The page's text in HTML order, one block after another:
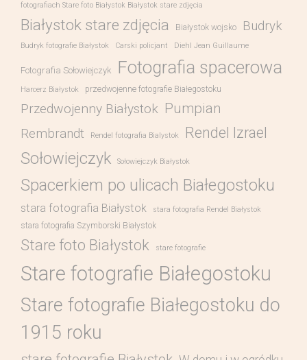
fotografiach Stare foto Białystok Białystok stare zdjęcia
Białystok stare zdjęcia Białystok wojsko Budryk
Budryk fotografie Białystok Carski policjant Diehl Jean Guillaume
Fotografia Sołowiejczyk Fotografia spacerowa
Harcerz Białystok przedwojenne fotografie Białegostoku
Przedwojenny Białystok Pumpian
Rembrandt Rendel fotografia Bialystok Rendel Izrael
Sołowiejczyk Sołowiejczyk Białystok
Spacerkiem po ulicach Białegostoku
stara fotografia Białystok stara fotografia Rendel Białystok
stara fotografia Szymborski Białystok
Stare foto Białystok stare fotografie
Stare fotografie Białegostoku
Stare fotografie Białegostoku do
1915 roku